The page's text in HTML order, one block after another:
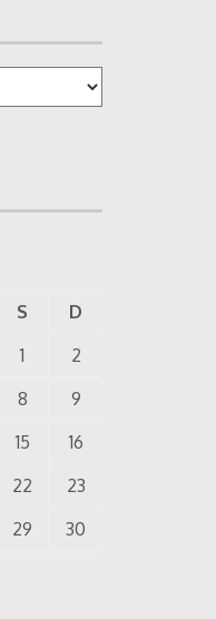
S
D
1
2
8
9
15
16
22
23
29
30